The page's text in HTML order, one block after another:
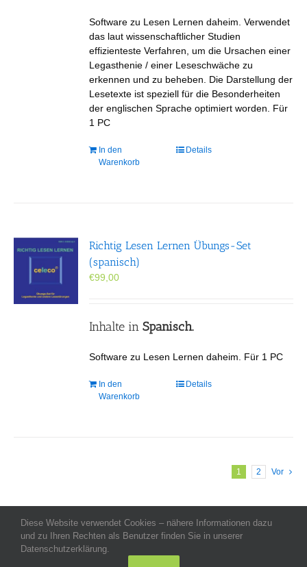
Software zu Lesen Lernen daheim. Verwendet
das laut wissenschaftlicher Studien
effizienteste Verfahren, um die Ursachen einer
Legasthenie / einer Leseschwäche zu
erkennen und zu beheben. Die Darstellung der
Lesetexte ist speziell für die Besonderheiten
der englischen Sprache optimiert worden. Für
1 PC
In den
Warenkorb
Details
Richtig Lesen Lernen Übungs-Set
(spanisch)
€99,00
Inhalte inSpanisch.
Software zu Lesen Lernen daheim. Für 1 PC
In den
Warenkorb
Details
1 2 Vor
Allgemeine Geschäftsbedingungen -Impressum-Datenschutz-
Kontakt- Copyright celeco®
Diese Website verwendet Cookies – nähere Informationen dazu
und zu Ihren Rechten als Benutzer finden Sie in unserer
Datenschutzerklärung.